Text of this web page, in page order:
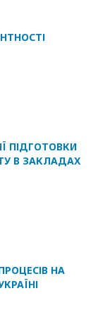
ПІДГОТОВКИ
В ЗАКЛАДАХ
НА